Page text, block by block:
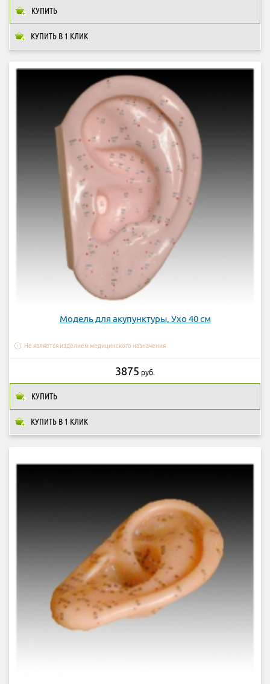
КУПИТЬ В 1 КЛИК
КУПИТЬ
Модель для акупунктуры, Ухо 40 см
Не является изделием медицинского назначения
КУПИТЬ В 1 КЛИК
3875 руб.
КУПИТЬ